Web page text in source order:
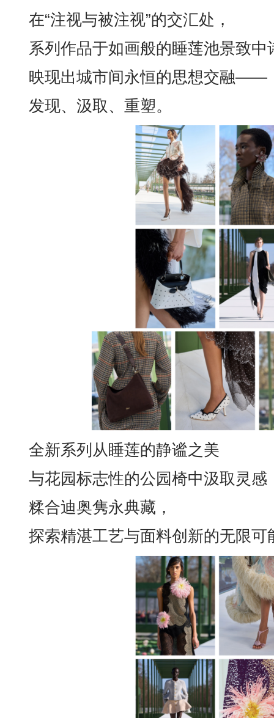
在“注视与被注视”的交汇处，
系列作品于如画般的睡莲池景致中
映现出城市间永恒的思想交融——
发现、汲取、重塑。
全新系列从睡莲的静谧之美
与花园标志性的公园椅中汲取灵感
糅合迪奥隽永典藏，
探索精湛工艺与面料创新的无限可